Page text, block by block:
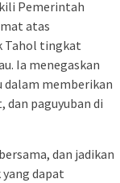
Pemerintah
atas
Tahol tingkat
Ia menegaskan
memberikan
dan paguyuban di
dan jadikan
dapat